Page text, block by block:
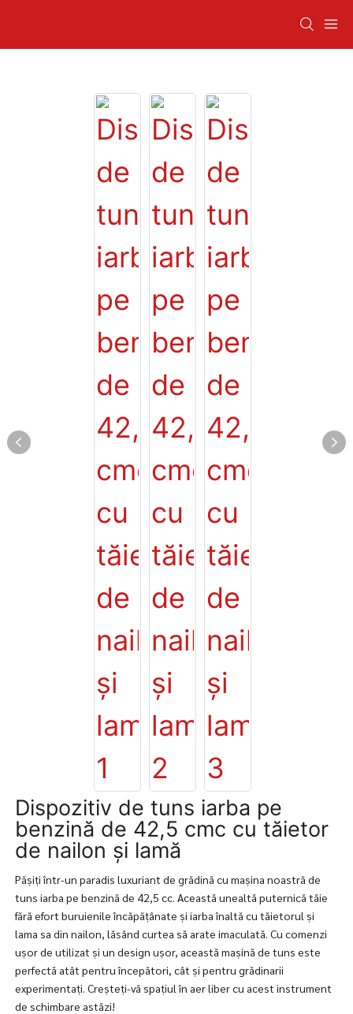
Dispozitiv de tuns iarba pe
benzină de 42,5 cmc cu tăietor
de nailon și lamă
Pășiți într-un paradis luxuriant de grădină cu mașina noastră de
tuns iarba pe benzină de 42,5 cc. Această unealtă puternică tăie
fără efort buruienile încăpățânate și iarba înaltă cu tăietorul și
lama sa din nailon, lăsând curtea să arate imaculată. Cu comenzi
ușor de utilizat și un design ușor, această mașină de tuns este
perfectă atât pentru începători, cât și pentru grădinarii
experimentați. Creșteți-vă spațiul în aer liber cu acest instrument
de schimbare astăzi!